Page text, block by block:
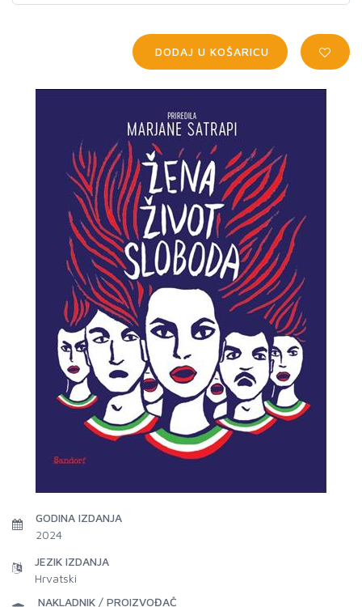
DODAJ U KOŠARICU
GODINA IZDANJA
2024
JEZIK IZDANJA
Hrvatski
NAKLADNIK / PROIZVOĐAČ